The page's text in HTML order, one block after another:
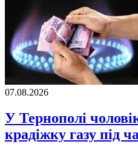
07.08.2026
У Тернополі
крадіжку газу під